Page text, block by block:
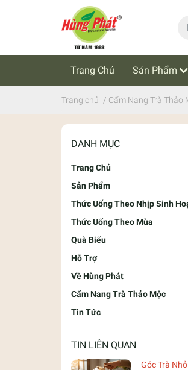
Trang Chủ Sản Phẩm
Cẩm Nang Trà Thảo Mộc
Trang chủ / Cẩm Nang Trà Thảo
DANH MỤC
Trang Chủ
Sản Phẩm
Thức Uống Theo Nhịp Sinh
Thức Uống Theo Mùa
Quà Biếu
Hỗ Trợ
Về Hùng Phát
Cẩm Nang Trà Thảo Mộc
Tin Tức
TIN LIÊN QUAN
Góc Trà